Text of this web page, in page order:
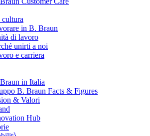
che stai cercando. Visita il catalogo B. Braun
richieste? Scrivici per entrare subito in contatto
cultura
in B. Braun
di lavoro
unirti a noi
e carriera
in Italia
B. Braun Facts & Figures
& Valori
Hub